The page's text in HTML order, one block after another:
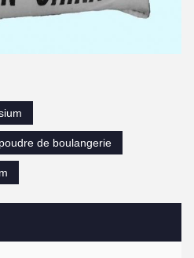
de boulangerie